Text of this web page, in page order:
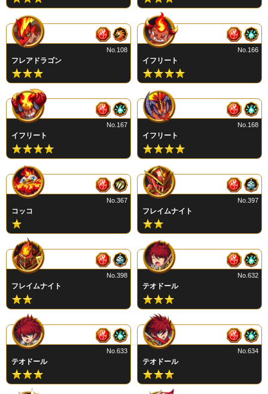
フレアドラゴン
No.108
イフリート
No.166
イフリート
No.167
イフリート
No.168
コッコ
No.367
フレイムナイト
No.397
フレイムナイト
No.398
テオドール
No.632
テオドール
No.633
テオドール
No.634